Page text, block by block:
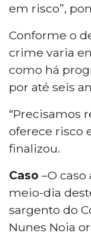
em risco”,
Conforme o
crime varia
como há
por até seis
“Precisamos
oferece risco
finalizou.
Caso –O
meio-dia
sargento do
Nunes Noia